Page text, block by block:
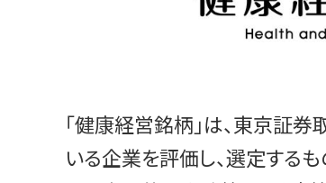
「健康経営銘柄」は、東京証
いる企業を評価し、選定する